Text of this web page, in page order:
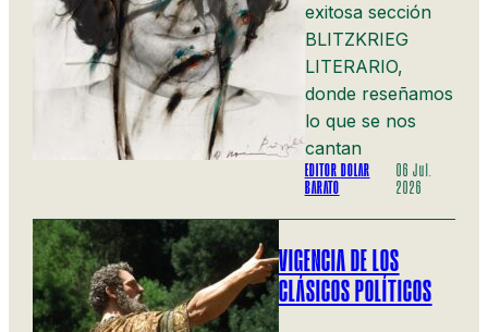
exitosa sección
BLITZKRIEG
LITERARIO,
donde reseñamos
lo que se nos
cantan
EDITOR DOLAR
BARATO
06 Jul.
2026
VIGENCIA DE LOS
CLÁSICOS POLÍTICOS